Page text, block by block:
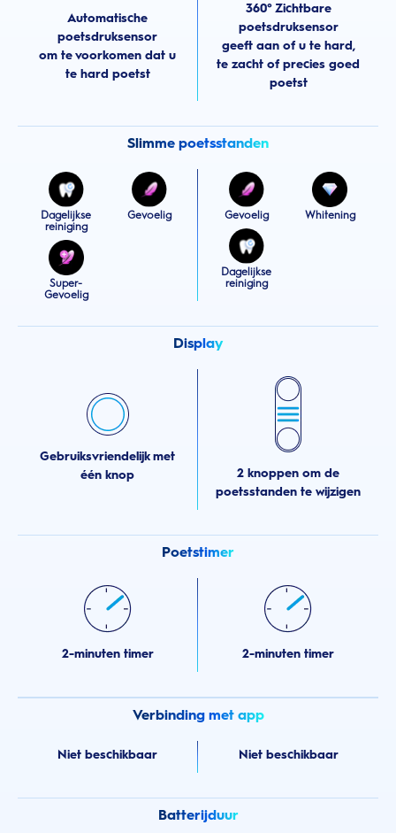
Automatische
poetsdruksensor
om te voorkomen dat u
te hard poetst
360° Zichtbare
poetsdruksensor
geeft aan of u te hard,
te zacht of precies goed
poetst
Slimme poetsstanden
Dagelijkse
reiniging
Gevoelig
Super-
Gevoelig
Gevoelig Whitening
Dagelijkse
reiniging
Display
Gebruiksvriendelijk met
één knop
2 knoppen om de
poetsstanden te wijzigen
Poetstimer
2-minuten timer 2-minuten timer
Verbinding met app
Niet beschikbaar Niet beschikbaar
Batterijduur